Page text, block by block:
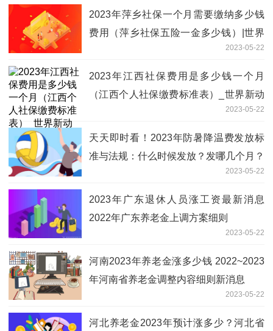
2023年萍乡社保一个月需要缴纳多少钱
费用（萍乡社保五险一金多少钱）|世界
2023-05-22
2023年江西社保费用是多少钱一个月
（江西个人社保缴费标准表）_世界新动
2023-05-22
天天即时看！2023年防暑降温费发放标
准与法规：什么时候发放？发哪几个月？
2023-05-22
2023年广东退休人员涨工资最新消息
2022年广东养老金上调方案细则
2023-05-22
河南2023年养老金涨多少钱 2022~2023
年河南省养老金调整内容细则新消息
2023-05-22
河北养老金2023年预计涨多少？河北省